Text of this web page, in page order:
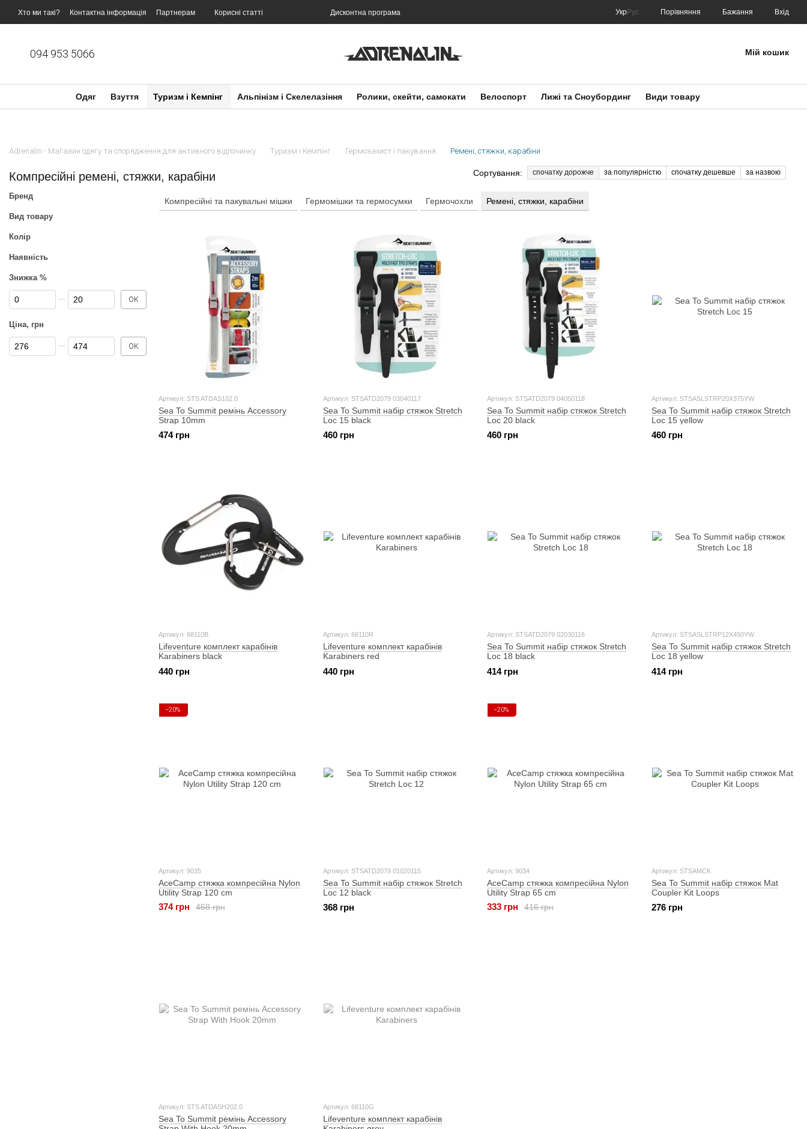
Перейти до основного контенту
Хто ми такі? Контактна інформація Партнерам Корисні статті Дисконтна програма УкрРус Порівняння Бажання Вхід
094 953 5066 Мій кошик
Одяг Взуття Туризм і Кемпінг Альпінізм і Скелелазіння Ролики, скейти, самокати Велоспорт Лижі та Сноубординг Види товару
Adrenalin - Магазин одягу та спорядження для активного відпочинку Туризм і Кемпінг Гермозахист і пакування Ремені, стяжки, карабіни
Компресійні ремені, стяжки, карабіни Сортування: спочатку дорожче за популярністю спочатку дешевше за назвою
Компресійні та пакувальні мішки Гермомішки та гермосумки Гермочохли Ремені, стяжки, карабіни
Артикул: STS ATDAS102.0
Sea To Summit ремінь Accessory
Strap 10mm
474 грн
Артикул: STSATD2079 03040117
Sea To Summit набір стяжок Stretch
Loc 15 black
460 грн
Артикул: STSATD2079 04050118
Sea To Summit набір стяжок Stretch
Loc 20 black
460 грн
Артикул: STSASLSTRP20X375YW
Sea To Summit набір стяжок Stretch
Loc 15 yellow
460 грн
Артикул: 68110B
Lifeventure комплект карабінів
Karabiners black
440 грн
Артикул: 68110R
Lifeventure комплект карабінів
Karabiners red
440 грн
Артикул: STSATD2079 02030116
Sea To Summit набір стяжок Stretch
Loc 18 black
414 грн
Артикул: STSASLSTRP12X450YW
Sea To Summit набір стяжок Stretch
Loc 18 yellow
414 грн
−20%
Артикул: 9035
AceCamp стяжка компресійна Nylon
Utility Strap 120 cm
468 грн
374 грн
Артикул: STSATD2079 01020115
Sea To Summit набір стяжок Stretch
Loc 12 black
368 грн
−20%
Артикул: 9034
AceCamp стяжка компресійна Nylon
Utility Strap 65 cm
416 грн
333 грн
Артикул: STSAMCK
Sea To Summit набір стяжок Mat
Coupler Kit Loops
276 грн
Артикул: STS ATDASH202.0
Sea To Summit ремінь Accessory
Артикул: 68110G
Lifeventure комплект карабінів
Бренд
Вид товару
Колір
Наявність
Знижка %
Від Знижка %
До Знижка % ОК
Ціна, грн
Від Ціна, грн
До Ціна, грн ОК